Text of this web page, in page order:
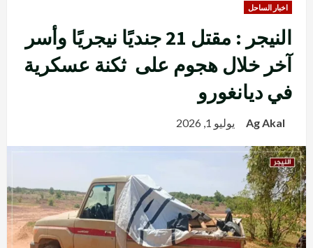
اخبار الساحل
النيجر : مقتل 21 جنديًا نيجريًا وأسر
آخر خلال هجوم على ثكنة عسكرية
في ديانغورو
Ag Akal يوليو 1, 2026